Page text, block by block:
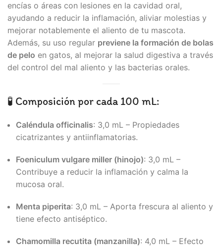
encías o áreas con lesiones en la cavidad oral,
ayudando a reducir la inflamación, aliviar molestias y
mejorar notablemente el aliento de tu mascota.
Además, su uso regular previene la formación de bolas
de pelo en gatos, al mejorar la salud digestiva a través
del control del mal aliento y las bacterias orales.
🧪 Composición por cada 100 mL:
Caléndula officinalis: 3,0 mL – Propiedades
cicatrizantes y antiinflamatorias.
Foeniculum vulgare miller (hinojo): 3,0 mL –
Contribuye a reducir la inflamación y calma la
mucosa oral.
Menta piperita: 3,0 mL – Aporta frescura al aliento y
tiene efecto antiséptico.
Chamomilla recutita (manzanilla): 4,0 mL – Efecto